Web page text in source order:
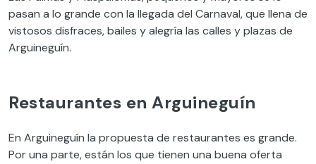
pasan a lo grande con la llegada del Carnaval, que llena de
vistosos disfraces, bailes y alegría las calles y plazas de
Arguineguín.
Restaurantes en Arguineguín
En Arguineguín la propuesta de restaurantes es grande.
Por una parte, están los que tienen una buena oferta